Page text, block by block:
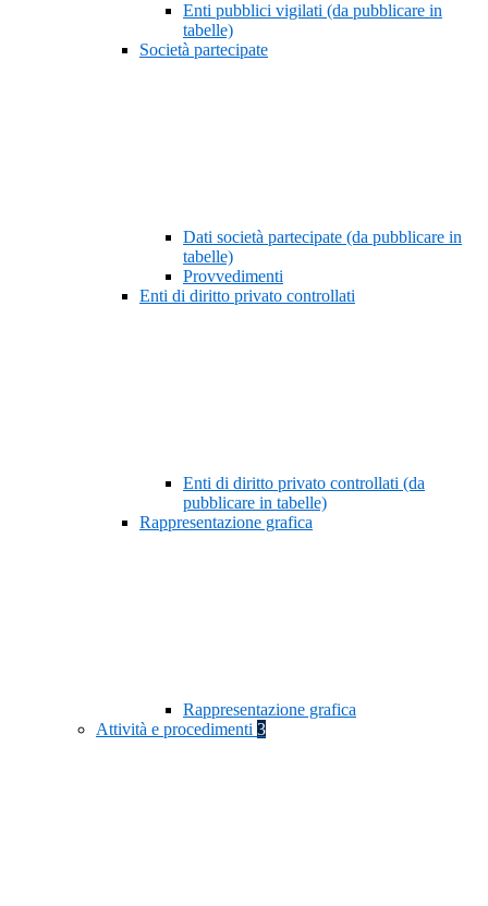
Enti pubblici vigilati (da pubblicare in
tabelle)
Società partecipate
Dati società partecipate (da pubblicare in
tabelle)
Provvedimenti
Enti di diritto privato controllati
Enti di diritto privato controllati (da
pubblicare in tabelle)
Rappresentazione grafica
Rappresentazione grafica
Attività e procedimenti 3